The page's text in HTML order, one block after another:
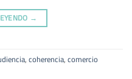
→
,coherencia,comercio